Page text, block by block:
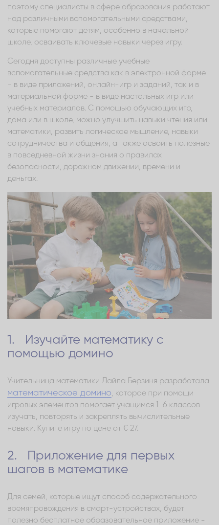
поэтому специалисты в сфере образования работают
над различными вспомогательными средствами,
которые помогают детям, особенно в начальной
школе, осваивать ключевые навыки через игру.
Сегодня доступны различные учебные
вспомогательные средства как в электронной форме
- в виде приложений, онлайн-игр и заданий, так и в
материальной форме - в виде настольных игр или
учебных материалов. С помощью обучающих игр,
дома или в школе, можно улучшить навыки чтения или
математики, развить логическое мышление, навыки
сотрудничества и общения, а также освоить полезные
в повседневной жизни знания о правилах
безопасности, дорожном движении, времени и
деньгах.
1. Изучайте математику с
помощью домино
Учительница математики Лайла Берзиня разработала
математическое домино, которое при помощи
игровых элементов помогает учащимся 1-6 классов
изучать, повторять и закреплять вычислительные
навыки. Купите игру по цене от € 27.
2. Приложение для первых
шагов в математике
Для семей, которые ищут способ содержательного
времяпровождения в смарт-устройствах, будет
полезно бесплатное образовательное приложение -